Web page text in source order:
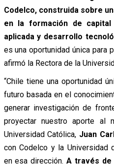
Codelco, construida sobre
en la formación de capital
aplicada y desarrollo
es una oportunidad única para
afirmó la Rectora de la
“Chile tiene una oportunidad
futuro basada en el
generar investigación de
proyectar nuestro aporte al
Universidad Católica, Juan
con Codelco y la Universidad
en esa dirección. A través de